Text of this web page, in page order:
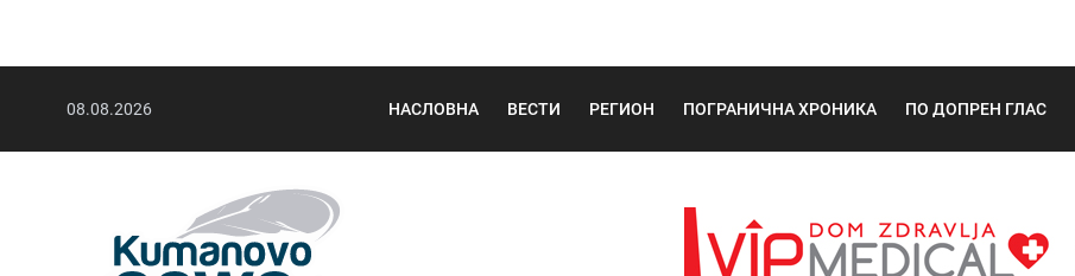
08.08.2026 НАСЛОВНА ВЕСТИ РЕГИОН ПОГРАНИЧНА ХРОНИКА ПО ДОПРЕН ГЛАС